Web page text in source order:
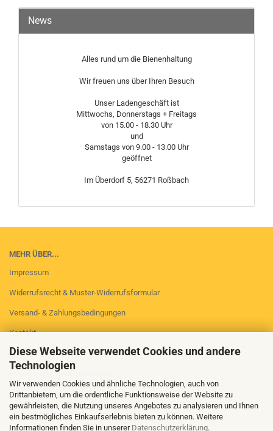
Diese Webseite verwendet Cookies und andere
Technologien
Wir verwenden Cookies und ähnliche Technologien, auch von
Drittanbietern, um die ordentliche Funktionsweise der Website zu
gewährleisten, die Nutzung unseres Angebotes zu analysieren und Ihnen
ein bestmögliches Einkaufserlebnis bieten zu können. Weitere
Informationen finden Sie in unserer Datenschutzerklärung.
News
Alles rund um die Bienenhaltung
Wir freuen uns über Ihren Besuch
Unser Ladengeschäft ist
Mittwochs, Donnerstags + Freitags
von 15.00 - 18.30 Uhr
und
Samstags von 9.00 - 13.00 Uhr
geöffnet
Im Überdorf 5, 56271 Roßbach
MEHR ÜBER...
Impressum
Widerrufsrecht & Muster-Widerrufsformular
Versand- & Zahlungsbedingungen
Kontakt
AGB
Privatsphäre und Datenschutz
Callback Service
Cookie Einstellungen